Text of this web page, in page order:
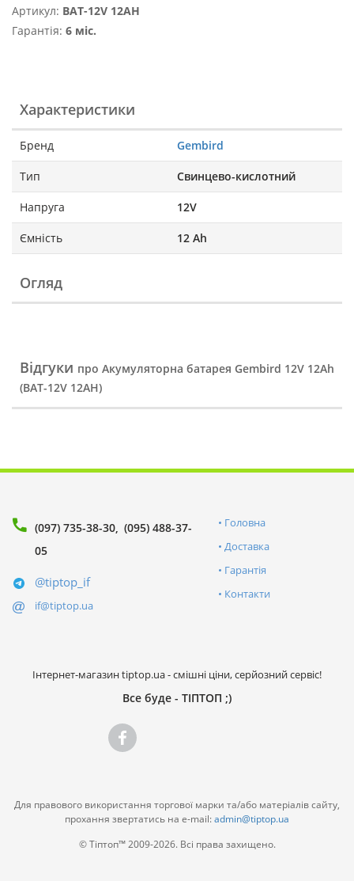
Артикул: BAT-12V 12AH
Гарантія: 6 міс.
Характеристики
Бренд Gembird
Тип Свинцево-кислотний
Напруга 12V
Ємність 12 Аh
Огляд
Відгуки про Акумуляторна батарея Gembird 12V 12Ah
(BAT-12V 12AH)
(097) 735-38-30 (095) 488-37-
05
@tiptop_if
if@tiptop.ua
Головна
Доставка
Гарантія
Контакти
Інтернет-магазин tiptop.ua - смішні ціни, серйозний сервіс!
Все буде - ТІПТОП ;)
Для правового використання торгової марки та/або матеріалів сайту,
прохання звертатись на e-mail:admin@tiptop.ua
© Тіптоп™ 2009-2026. Всі права захищено.